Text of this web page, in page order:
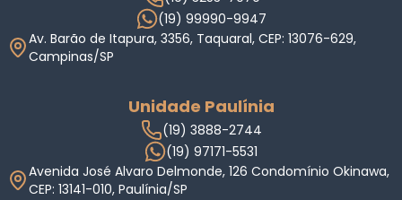
(19) 99990-9947
Av. Barão de Itapura, 3356, Taquaral, CEP: 13076-629,
Campinas/SP
Unidade Paulínia
(19) 3888-2744
(19) 97171-5531
Avenida José Alvaro Delmonde, 126 Condomínio Okinawa,
CEP: 13141-010, Paulínia/SP